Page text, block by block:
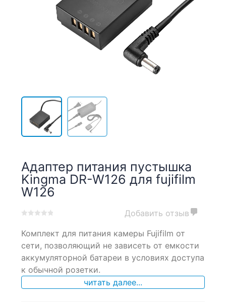
Адаптер питания пустышка
Kingma DR-W126 для fujifilm
W126
out
on
customer
ratings
Добавить отзыв
Комплект для питания камеры Fujifilm от
сети, позволяющий не зависеть от емкости
аккумуляторной батареи в условиях доступа
к обычной розетки.
читать далее...